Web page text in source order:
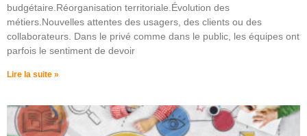
budgétaire.Réorganisation territoriale.Évolution des
métiers.Nouvelles attentes des usagers, des clients ou des
collaborateurs. Dans le privé comme dans le public, les équipes ont
parfois le sentiment de devoir
Lire la suite »